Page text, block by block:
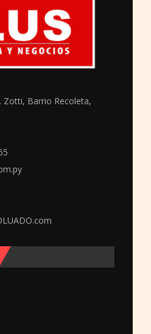
Zotti, Barrio Recoleta,